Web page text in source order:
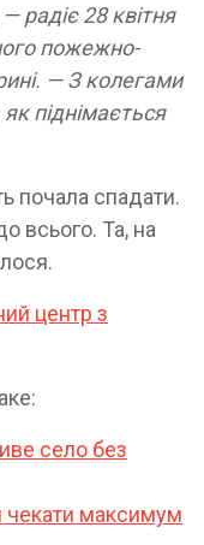
радіє 28 квітня
пожежно-
— З колегами
піднімається
почала спадати.
всього. Та, на
центр з
село без
чекати максимум